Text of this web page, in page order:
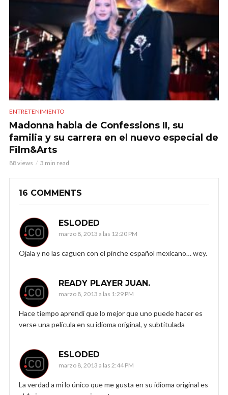
ENTRETENIMIENTO
Madonna habla de Confessions II, su
familia y su carrera en el nuevo especial de
Film&Arts
88 views 3 min read
16 COMMENTS
ESLODED
marzo 8, 2013 a las 12:20 PM
Ojala y no las caguen con el pinche español mexicano… wey.
READY PLAYER JUAN.
marzo 8, 2013 a las 1:29 PM
Hace tiempo aprendí que lo mejor que uno puede hacer es
verse una película en su idioma original, y subtitulada
ESLODED
marzo 8, 2013 a las 2:44 PM
La verdad a mi lo único que me gusta en su idioma original es